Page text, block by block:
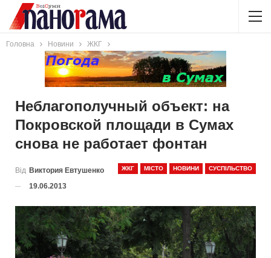
Головна Новини ЖКГ
Неблагополучный объект: на
Покровской площади в Сумах
снова не работает фонтан
ЖКГ МІСТО НОВИНИ СУСПІЛЬСТВО
Від Виктория Евтушенко
19.06.2013